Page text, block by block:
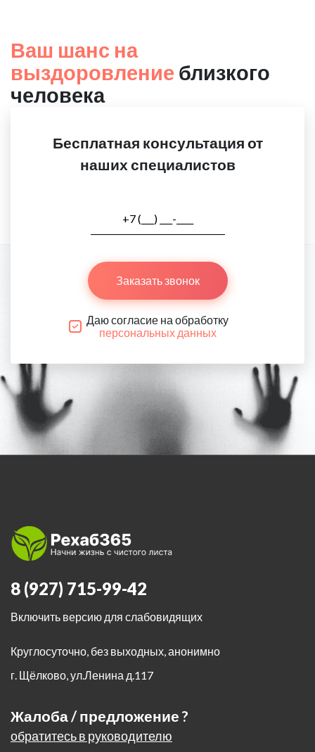
Ваш шанс на
выздоровление близкого
человека
Бесплатная консультация от
наших специалистов
Заказать звонок
Даю согласие на обработку
персональных данных
8 (927) 715-99-42
Включить версию для слабовидящих
Круглосуточно, без выходных, анонимно
г. Щёлково,ул.Ленина д.117
Жалоба / предложение ?
обратитесь в руководителю